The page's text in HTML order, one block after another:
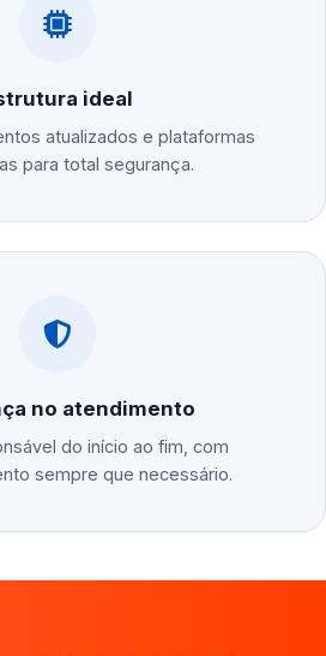
ideal
atualizados e plataformas
para total segurança.
no atendimento
do início ao fim, com
sempre que necessário.